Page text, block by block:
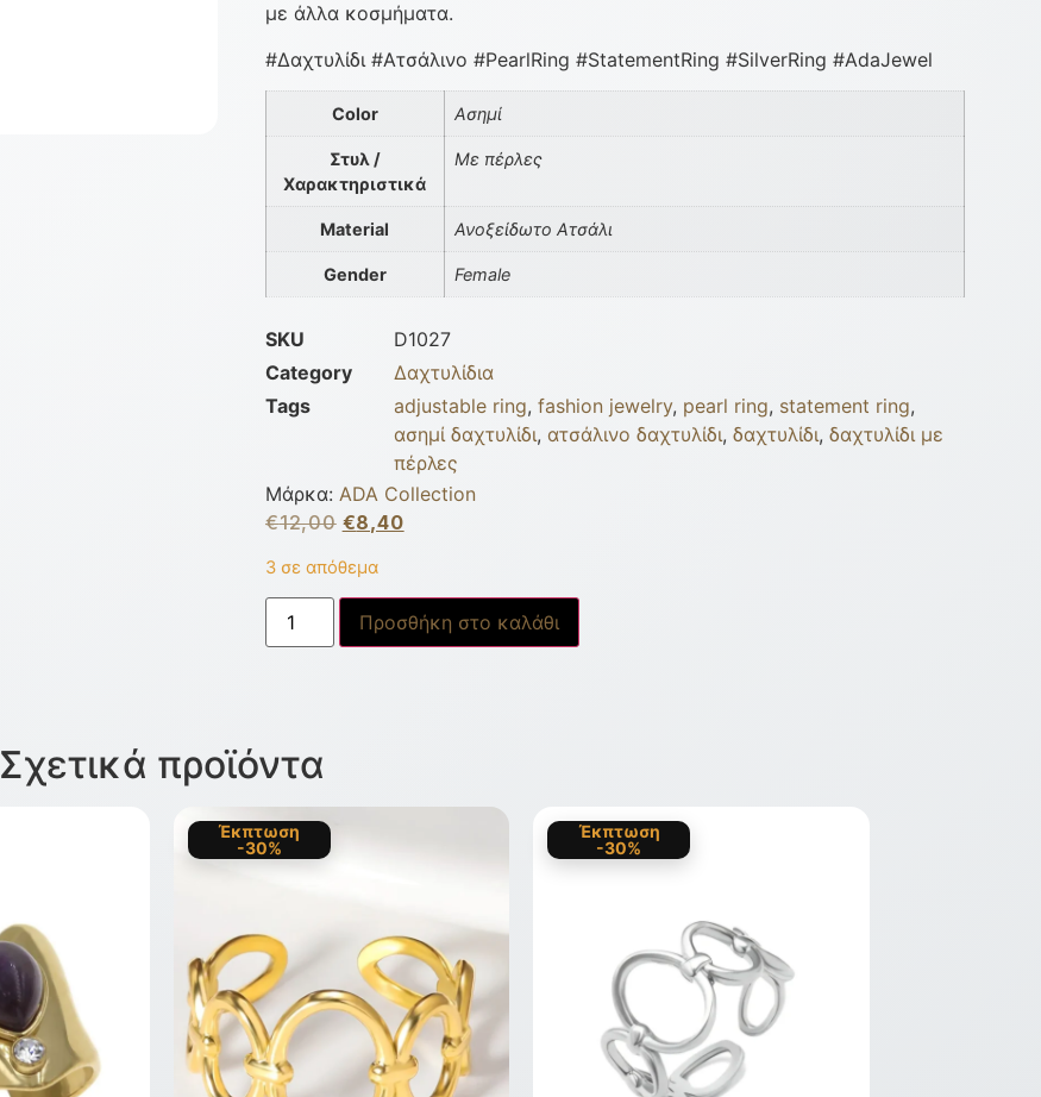
με άλλα κοσμήματα.
#Δαχτυλίδι #Ατσάλινο #PearlRing #StatementRing #SilverRing #AdaJewel
Color Ασημί
Στυλ /
Χαρακτηριστικά
Με πέρλες
Material Ανοξείδωτο Ατσάλι
Gender Female
SKU
D1027
Category
Δαχτυλίδια
Tags
adjustable ring, fashion jewelry, pearl ring, statement ring,
ασημί δαχτυλίδι, ατσάλινο δαχτυλίδι, δαχτυλίδι, δαχτυλίδι με
πέρλες
Μάρκα: ADA Collection
€12,00 €8,40
3 σε απόθεμα
Προσθήκη στο καλάθι
Σχετικά προϊόντα
Έκπτωση
-30%
Έκπτωση
-30%